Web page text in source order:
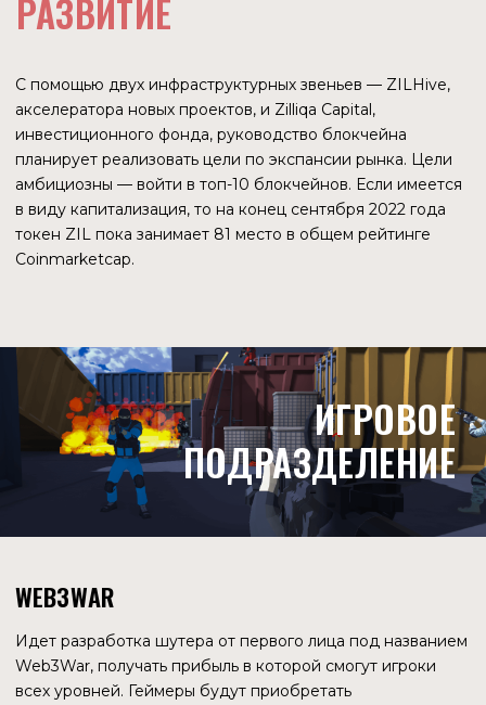
Бывший руководитель разработок в блокчейне, научный
сотрудник того же университета
Магистр компьютерных наук, доцент Школы
вычислительной техники NUS
обладающие фундаментальными знаниями в
компьютерных технологиях, большая часть — это бывшие